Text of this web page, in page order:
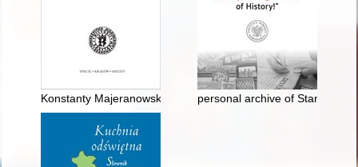
Konstanty Majeranowski (1787-1851) jako wydawca i literat
personal archive of Stanisław